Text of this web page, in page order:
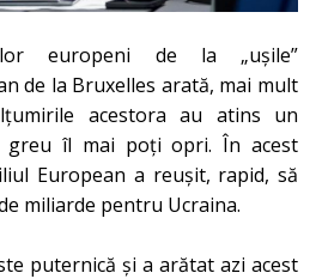
europeni de la „ușile”
de la Bruxelles arată, mai mult
acestora au atins un
greu îl mai poți opri. În acest
European a reușit, rapid, să
miliarde pentru Ucraina.
puternică și a arătat azi acest